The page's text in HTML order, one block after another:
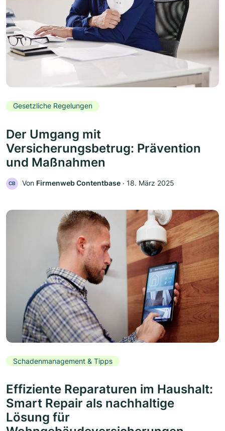
Gesetzliche Regelungen
Der Umgang mit
Versicherungsbetrug: Prävention
und Maßnahmen
CB Von Firmenweb Contentbase ‧ 18. März 2025
Schadenmanagement & Tipps
Effiziente Reparaturen im Haushalt:
Smart Repair als nachhaltige
Lösung für